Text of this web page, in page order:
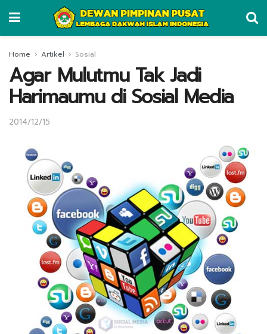
Home Artikel Sosial
Agar Mulutmu Tak Jadi
Harimaumu di Sosial Media
2014/12/15